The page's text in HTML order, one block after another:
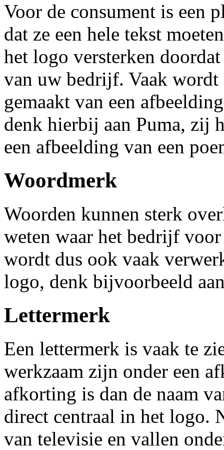
Voor de consument is een
dat ze een hele tekst
het logo versterken
van uw bedrijf. Vaak
gemaakt van een
denk hierbij aan Puma, zij
een afbeelding van een
Woordmerk
Woorden kunnen sterk
weten waar het bedrijf
wordt dus ook vaak
logo, denk bijvoorbeeld
Lettermerk
Een lettermerk is vaak te
werkzaam zijn onder een
afkorting is dan de naam
direct centraal in het logo.
van televisie en vallen